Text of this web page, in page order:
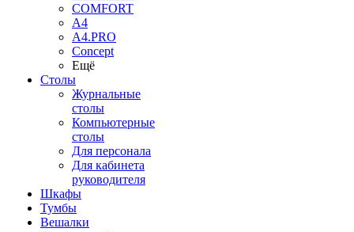
COMFORT
A4
A4.PRO
Concept
Ещё
Столы
Журнальные
столы
Компьютерные
столы
Для персонала
Для кабинета
руководителя
Шкафы
Тумбы
Вешалки